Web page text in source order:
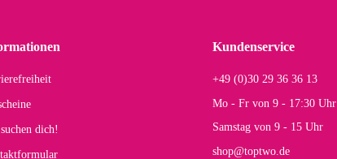
Hans E
dich!
Kundenservice
+49 (0)30 29 36 36 13
Mo - Fr von 9 - 17:30 Uhr
Samstag von 9 - 15 Uhr
shop@toptwo.de